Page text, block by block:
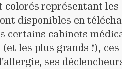
colorés représentant les
disponibles en
certains cabinets
les plus grands !),
ses